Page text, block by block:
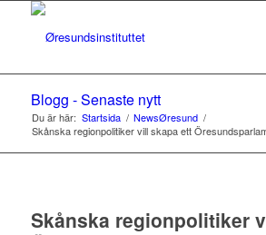
Blogg - Senaste nytt
Du är här: Startsida / NewsØresund /
Skånska regionpolitiker vill skapa ett
Skånska regionpolitiker